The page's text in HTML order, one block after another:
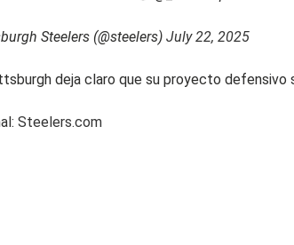
Steelers (@steelers) July 22, 2025
deja claro que su proyecto defensivo
Steelers.com